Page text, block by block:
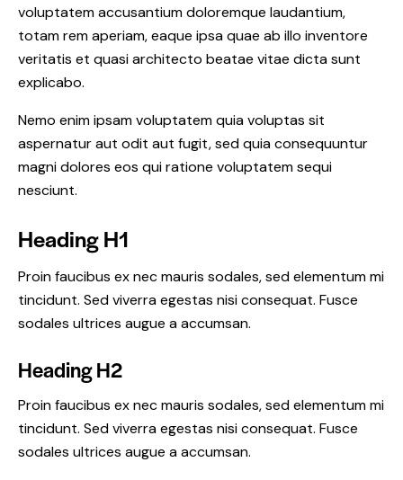
voluptatem accusantium doloremque laudantium,
totam rem aperiam, eaque ipsa quae ab illo inventore
veritatis et quasi architecto beatae vitae dicta sunt
explicabo.
Nemo enim ipsam voluptatem quia voluptas sit
aspernatur aut odit aut fugit, sed quia consequuntur
magni dolores eos qui ratione voluptatem sequi
nesciunt.
Heading H1
Proin faucibus ex nec mauris sodales, sed elementum mi
tincidunt. Sed viverra egestas nisi consequat. Fusce
sodales ultrices augue a accumsan.
Heading H2
Proin faucibus ex nec mauris sodales, sed elementum mi
tincidunt. Sed viverra egestas nisi consequat. Fusce
sodales ultrices augue a accumsan.